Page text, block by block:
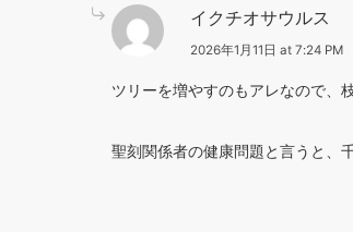
イクチオサウルス
2026年1月11日 at 7:24 PM
ツリーを増やすのもアレなので、
聖刻関係者の健康問題と言うと、